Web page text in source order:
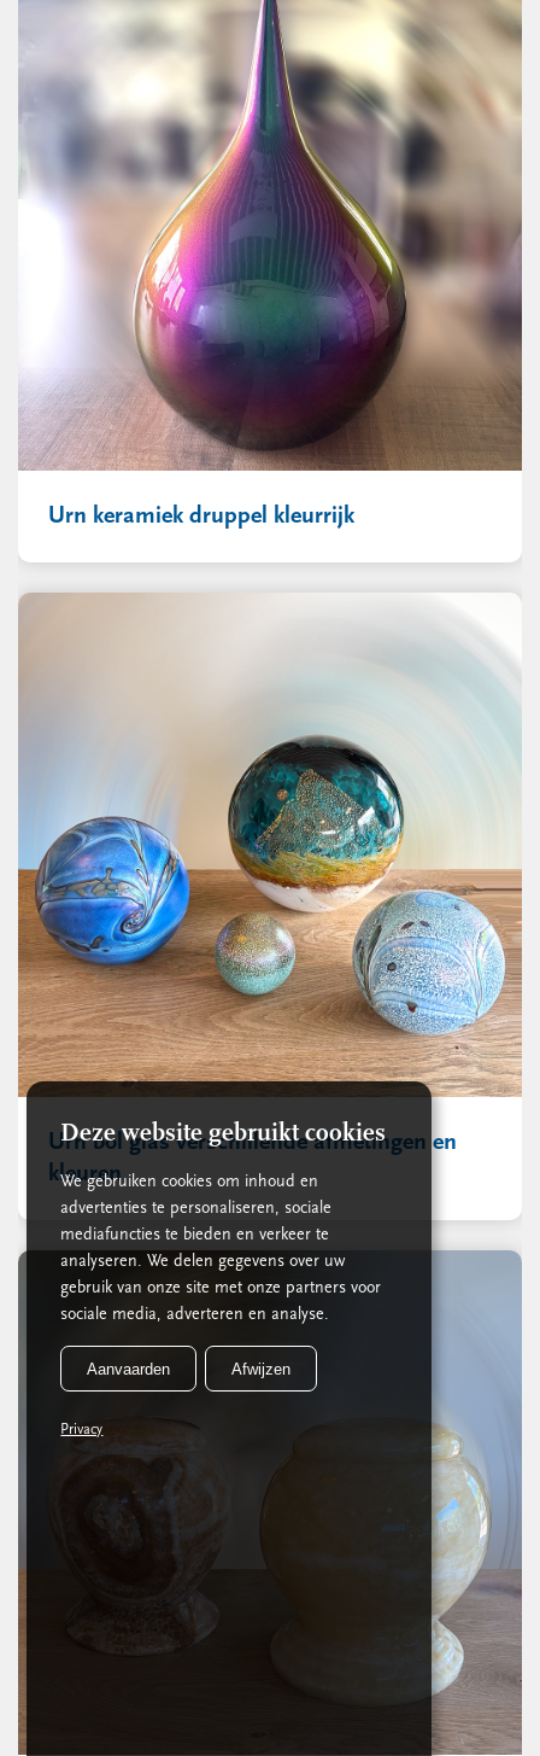
Urn keramiek druppel kleurrijk
Urn bol glas verschillende afmetingen en
kleuren
Deze website gebruikt cookies
We gebruiken cookies om inhoud en
advertenties te personaliseren, sociale
mediafuncties te bieden en verkeer te
analyseren. We delen gegevens over uw
gebruik van onze site met onze partners voor
sociale media, adverteren en analyse.
Aanvaarden Afwijzen
Privacy